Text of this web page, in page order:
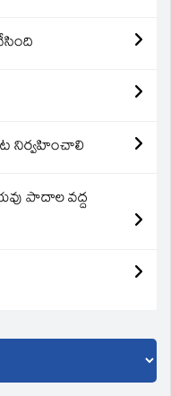
నిర్వహించాలి
పాదాల వద్ద